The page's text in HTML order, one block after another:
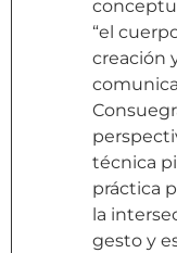
“el
creación
técnica
práctica
la
gesto y